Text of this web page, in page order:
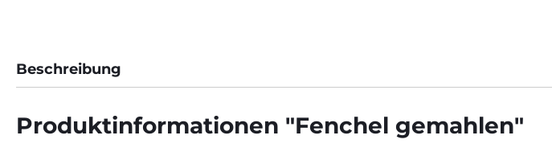
Beschreibung
Produktinformationen "Fenchel gemahlen"